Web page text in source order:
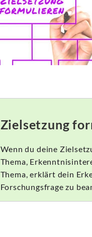
Zielsetzung
Wenn du deine
Thema,
Thema, erklärt dein
Forschungsfrage zu